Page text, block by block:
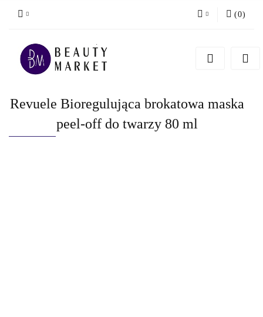
Zarejestruj się
(0)
Revuele Bioregulująca brokatowa maska
peel-off do twarzy 80 ml